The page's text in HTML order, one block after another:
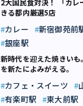
2大国民食対決！ 「カ
きる都内厳選5店
カレー 新宿御苑前
銀座駅
新時代を迎えた焼きい
を新たによみがえる。
カフェ・スイーツ
有楽町駅
東大前駅